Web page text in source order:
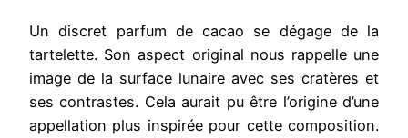
Un discret parfum de cacao se dégage de la
tartelette. Son aspect original nous rappelle une
image de la surface lunaire avec ses cratères et
ses contrastes. Cela aurait pu être l’origine d’une
appellation plus inspirée pour cette composition.